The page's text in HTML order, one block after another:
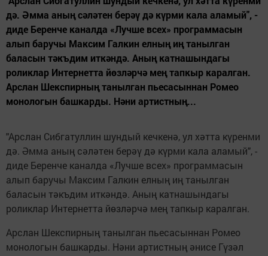
дә. Әмма аның сәләтен берәү дә күрми кала аламый", -
диде Беренче каналда «Лучше всех» программасын
алып баручы Максим Галкин елның иң танылган
баласын тәкъдим иткәндә. Аның катнашындагы
роликлар Интернетта йөзләрчә мең тапкыр каралган.
Арслан Шекспирның танылган пьесасыннан Ромео
монологын башкарды. Нәни артистның...
"Арслан Сибгатуллин шундый кечкенә, ул хәтта күренми
дә. Әмма аның сәләтен берәү дә күрми кала аламый", -
диде Беренче каналда «Лучше всех» программасын
алып баручы Максим Галкин елның иң танылган
баласын тәкъдим иткәндә. Аның катнашындагы
роликлар Интернетта йөзләрчә мең тапкыр каралган.
Арслан Шекспирның танылган пьесасыннан Ромео
монологын башкарды. Нәни артистның әнисе Гүзәл